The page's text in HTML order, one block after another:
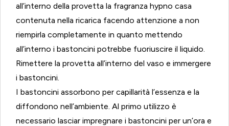
Agrumi
quantità
all’interno della provetta la fragranza hypno casa
contenuta nella ricarica facendo attenzione a non
riempirla completamente in quanto mettendo
all’interno i bastoncini potrebbe fuoriuscire il liquido.
Rimettere la provetta all’interno del vaso e immergere
i bastoncini.
I bastoncini assorbono per capillarità l’essenza e la
diffondono nell’ambiente. Al primo utilizzo è
necessario lasciar impregnare i bastoncini per un’ora e